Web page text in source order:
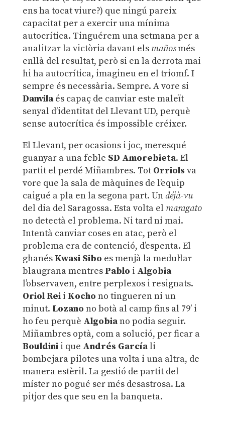
ens ha tocat viure?) que ningú pareix
capacitat per a exercir una mínima
autocrítica. Tinguérem una setmana per a
analitzar la victòria davant els mañosmés
enllà del resultat, però si en la derrota mai
hi ha autocrítica, imagineu en el triomf. I
sempre és necessària. Sempre. A vore si
Danvilaés capaç de canviar este maleït
senyal d’identitat del Llevant UD, perquè
sense autocrítica és impossible créixer.
El Llevant, per ocasions i joc, meresqué
guanyar a una feble SD Amorebieta. El
partit el perdé Miñambres. Tot Orriols va
vore que la sala de màquines de l’equip
caigué a pla en la segona part. Undéjà-vu
del dia del Saragossa. Esta volta el maragato
no detectà el problema. Ni tard ni mai.
Intentà canviar coses en atac, però el
problema era de contenció, d’espenta. El
ghanés Kwasi Sibo es menjà la medul·lar
blaugrana mentres Pablo i Algobia
l’observaven, entre perplexos i resignats.
Oriol Reii Kocho no tingueren ni un
minut. Lozano no botà al camp fins al 79’ i
ho feu perquè Algobiano podia seguir.
Miñambres optà, com a solució, per ficar a
Bouldinii que Andrés Garcíali
bombejara pilotes una volta i una altra, de
manera estèril. La gestió de partit del
míster no pogué ser més desastrosa. La
pitjor des que seu en la banqueta.